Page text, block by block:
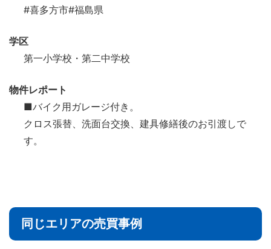
#喜多方市#福島県
学区
第一小学校・第二中学校
物件レポート
■バイク用ガレージ付き。
クロス張替、洗面台交換、建具修繕後のお引渡しで
す。
同じエリアの売買事例